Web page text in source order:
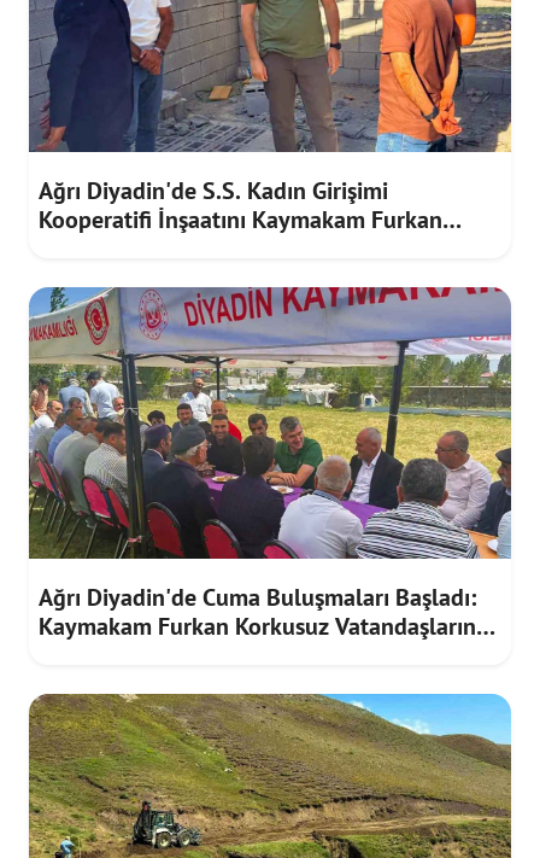
Ağrı Diyadin'de S.S. Kadın Girişimi
Kooperatifi İnşaatını Kaymakam Furkan
Ağrı Diyadin'de Cuma Buluşmaları Başladı:
Kaymakam Furkan Korkusuz Vatandaşların